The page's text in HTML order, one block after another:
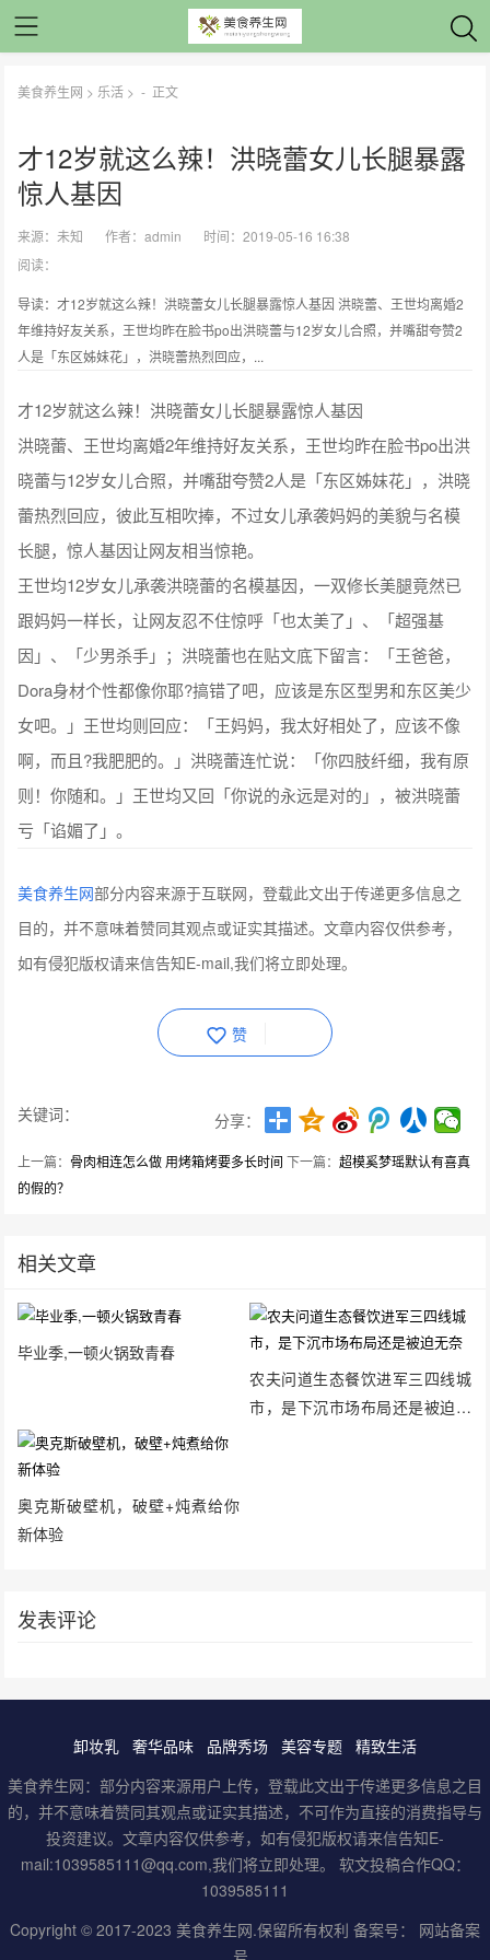
美食养生网 > 乐活 > - 正文
才12岁就这么辣！洪晓蕾女儿长腿暴露
惊人基因
来源：未知 作者：admin
时间：2019-05-16 16:38
阅读：
导读：才12岁就这么辣！洪晓蕾女儿长腿暴露惊人基因 洪晓蕾、王世均离婚2
年维持好友关系，王世均昨在脸书po出洪晓蕾与12岁女儿合照，并嘴甜夸赞2
人是「东区姊妺花」，洪晓蕾热烈回应，...
才12岁就这么辣！洪晓蕾女儿长腿暴露惊人基因
洪晓蕾、王世均离婚2年维持好友关系，王世均昨在脸书po出洪
晓蕾与12岁女儿合照，并嘴甜夸赞2人是「东区姊妺花」，洪晓
蕾热烈回应，彼此互相吹捧，不过女儿承袭妈妈的美貌与名模
长腿，惊人基因让网友相当惊艳。
王世均12岁女儿承袭洪晓蕾的名模基因，一双修长美腿竟然已
跟妈妈一样长，让网友忍不住惊呼「也太美了」、「超强基
因」、「少男杀手」；洪晓蕾也在贴文底下留言：「王爸爸，
Dora身材个性都像你耶?搞错了吧，应该是东区型男和东区美少
女吧。」王世均则回应：「王妈妈，我太好相处了，应该不像
啊，而且?我肥肥的。」洪晓蕾连忙说：「你四肢纤细，我有原
则！你随和。」王世均又回「你说的永远是对的」，被洪晓蕾
亏「谄媚了」。
美食养生网部分内容来源于互联网，登载此文出于传递更多信息之
目的，并不意味着赞同其观点或证实其描述。文章内容仅供参考，
如有侵犯版权请来信告知E-mail,我们将立即处理。
赞
关键词： 分享：
上一篇： 骨肉相连怎么做 用烤箱烤要多长时间 下一篇：超模奚梦瑶默认有喜真
的假的？
相关文章
毕业季,一顿火锅致青春
农夫问道生态餐饮进军三四线城
市，是下沉市场布局还是被迫无
奥克斯破壁机，破壁+炖煮给你
新体验
发表评论
卸妆乳 奢华品味 品牌秀场 美容专题 精致生活
美食养生网：部分内容来源用户上传，登载此文出于传递更多信息之目
的，并不意味着赞同其观点或证实其描述，不可作为直接的消费指导与
投资建议。文章内容仅供参考，如有侵犯版权请来信告知E-
mail:1039585111@qq.com,我们将立即处理。 软文投稿合作QQ：
1039585111
Copyright © 2017-2023 美食养生网.保留所有权利 备案号： 网站备案
号